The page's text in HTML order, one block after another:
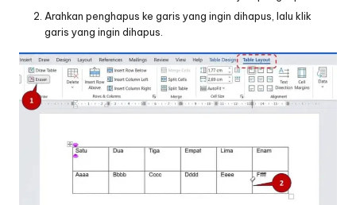
Arahkan penghapus ke garis yang ingin dihapus, lalu klik
garis yang ingin dihapus.